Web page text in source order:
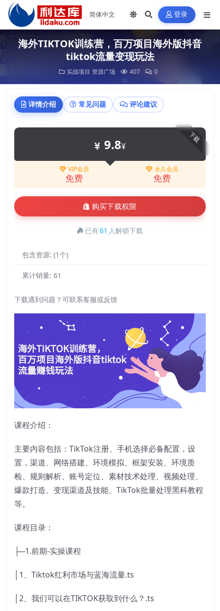
登录
海外TIKTOK训练营，百万项目海外版抖音
tiktok流量变现玩法
实战项目 资源广场 407 0
详情介绍 常见问题 评论建议
下载
9.8¥
VIP会员
免费
永久会员
免费
购买下载权限
已有61 人解锁下载
包含资源: (1个)
累计销量: 61
下载遇到问题？可联系客服或反馈
课程介绍：
主要内容包括：TikTok注册、手机选择必备配置，设
置，渠道、网络搭建、环境模拟、框架安装、环境质
检、规则解析、账号定位、素材技术处理、视频处理、
爆款打造、变现渠道及技能、TikTok批量处理黑科教程
等。
课程目录：
├─1.前期-实操课程
│1、Tiktok红利市场与蓝海流量.ts
│2、我们可以在TIKTOK获取到什么？.ts